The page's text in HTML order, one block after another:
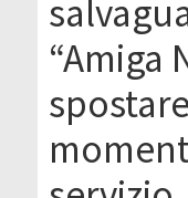
“Amiga